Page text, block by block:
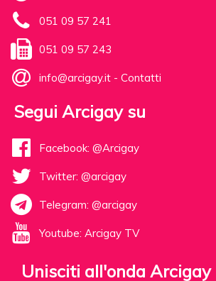
051 09 57 241
051 09 57 243
info@arcigay.it - Contatti
Segui Arcigay su
Facebook: @Arcigay
Twitter: @arcigay
Telegram: @arcigay
Youtube: Arcigay TV
Unisciti all'onda Arcigay